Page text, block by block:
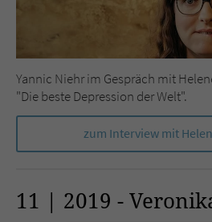
Yannic Niehr im Gespräch mit
"Die beste Depression der Welt".
zum Interview mit
11 | 2019 -